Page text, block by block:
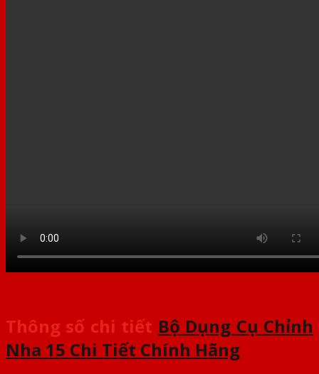
Thông số chi tiết Bộ Dụng Cụ Chỉnh
Nha 15 Chi Tiết Chính Hãng